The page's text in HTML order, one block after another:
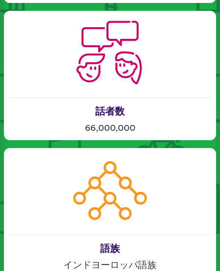
話者数
66,000,000
語族
インドヨーロッパ語族